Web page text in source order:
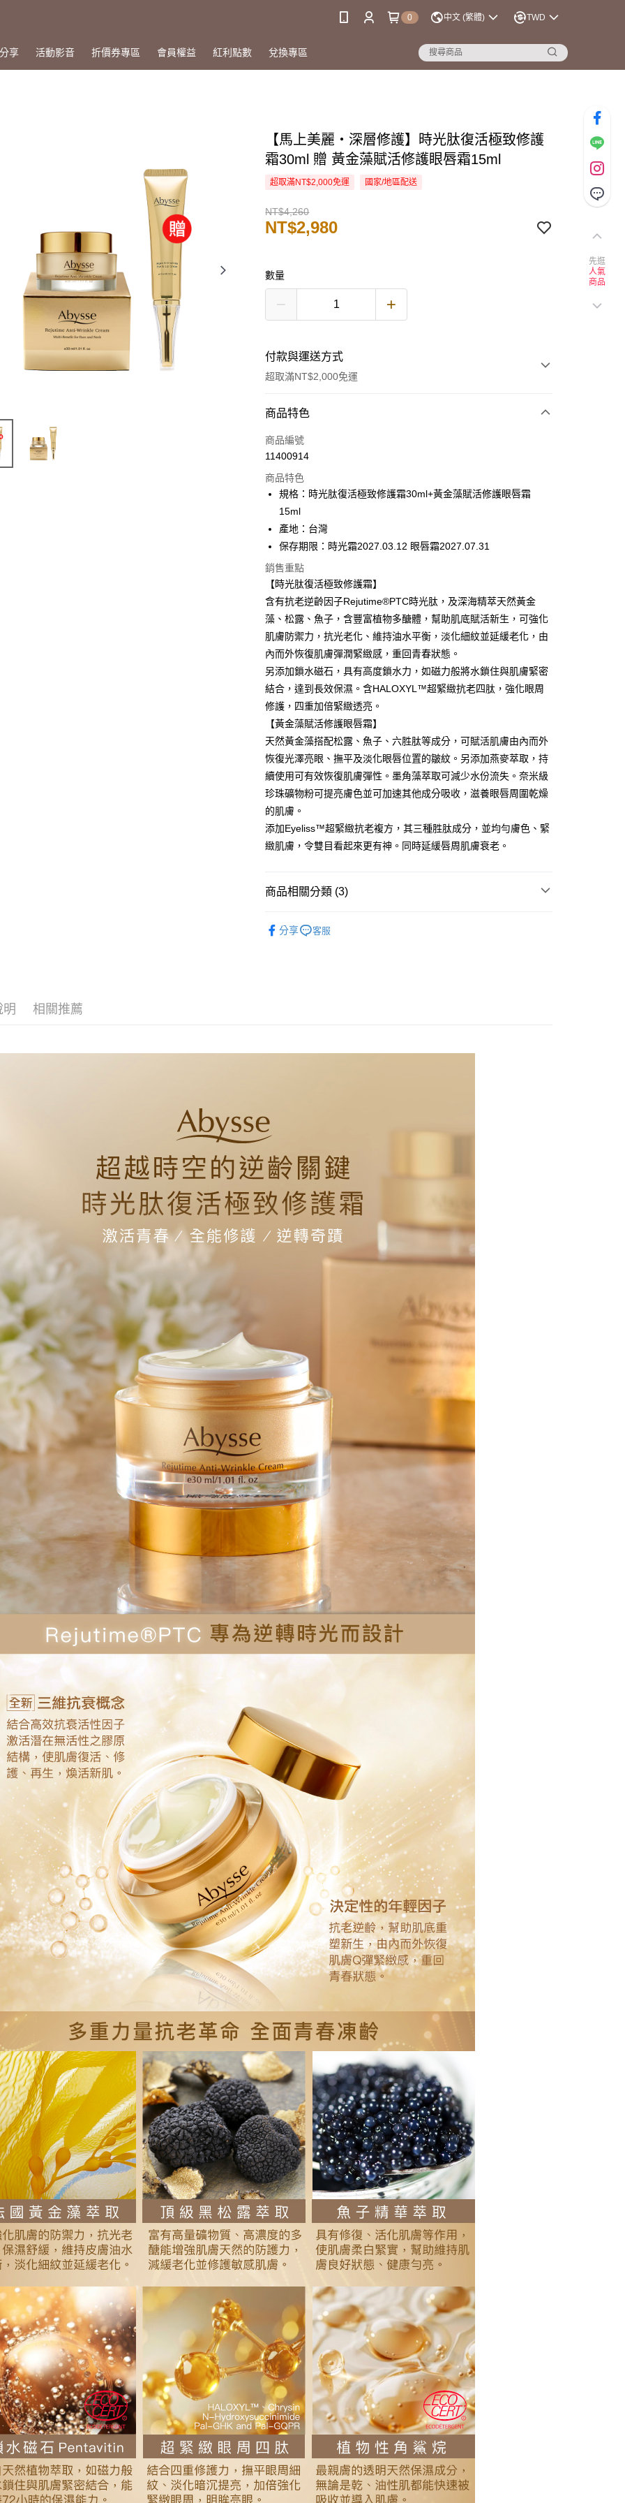
0 中文 (繁體) TWD
享 活動影音 折價券專區 會員權益 紅利點數 兌換專區
【馬上美麗・深層修護】時光肽復活極致修護
霜30ml 贈 黃金藻賦活修護眼唇霜15ml
超取滿NT$2,000免運 國家/地區配送
NT$4,260
NT$2,980
數量
付款與運送方式
超取滿NT$2,000免運
付款方式
信用卡一次付款
3 期 0 利率 每期 NT$993 21家銀行
合作金庫商業銀行
華南商業銀行
國泰世華商業銀行
兆豐國際商業銀行
臺灣中小企業銀行
匯豐（台灣）商業銀行
聯邦商業銀行
遠東國際商業銀行
玉山商業銀行
星展（台灣）商業銀行
台新國際商業銀行
中國信託商業銀行
台灣樂天信用卡公司
6 期 0 利率 每期
合作金庫商業銀行
華南商業銀行
彰化商業銀行
國泰世華商業銀行
臺灣中小企業銀行
匯豐（台灣）商業銀行
華泰商業銀行
聯邦商業銀行
遠東國際商業銀行
元大商業銀行
永豐商業銀行
台新國際商業銀行
中國信託商業銀行
台灣樂天信用卡公司
超商取貨付款
Apple Pay
悠遊付
Google Pay
全盈+PAY
ATM付款
運送方式
每筆NT$80，滿NT$2,000(含以上)免運費
付款後全家取貨
每筆NT$80，滿NT$2,000(含以上)免運費
每筆NT$80，滿NT$2,000(含以上)免運費
每筆NT$80，滿NT$2,000(含以上)免運費
海外國家/配送
商品特色
商品編號
11400914
商品特色
規格：時光肽復活極致修護霜30ml+黃金藻賦活修護眼唇霜
15ml
產地：台灣
保存期限：時光霜2027.03.12 眼唇霜2027.07.31
銷售重點
【時光肽復活極致修護霜】
含有抗老逆齡因子Rejutime®PTC時光肽，及深海精萃天然黃金
藻、松露、魚子，含豐富植物多醣體，幫助肌底賦活新生，可強化
肌膚防禦力，抗光老化、維持油水平衡，淡化細紋並延緩老化，由
內而外恢復肌膚彈潤緊緻感，重回青春狀態。
另添加鎖水磁石，具有高度鎖水力，如磁力般將水鎖住與肌膚緊密
結合，達到長效保濕。含HALOXYL™超緊緻抗老四肽，強化眼周
修護，四重加倍緊緻透亮。
【黃金藻賦活修護眼唇霜】
天然黃金藻搭配松露、魚子、六胜肽等成分，可賦活肌膚由內而外
恢復光澤亮眼、撫平及淡化眼唇位置的皺紋。另添加燕麥萃取，持
續使用可有效恢復肌膚彈性。墨角藻萃取可減少水份流失。奈米級
珍珠礦物粉可提亮膚色並可加速其他成分吸收，滋養眼唇周圍乾燥
的肌膚。
添加Eyeliss™超緊緻抗老複方，其三種胜肽成分，並均勻膚色、緊
緻肌膚，令雙目看起來更有神。同時延緩唇周肌膚衰老。
商品相關分類 (3)
分享 客服
明 相關推薦
先逛
人氣
商品